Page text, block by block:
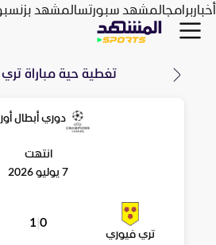
أخباربرامجالمشهد سبورتسالمشهد بزنس
تغطية حية مباراة
دوري أبطال
انتهت
7 يوليو 2026
تري فيوري
0
1